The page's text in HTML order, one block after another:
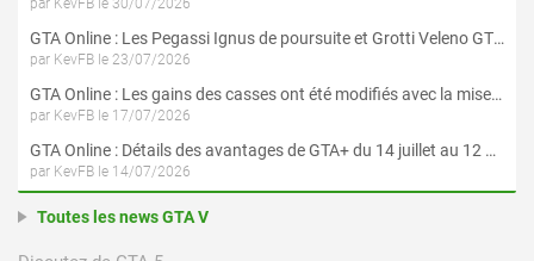
par KevFB le 30/07/2026
GTA Online : Les Pegassi Ignus de poursuite et Grotti Veleno GT sont maintenant disponibles
par KevFB le 23/07/2026
GTA Online : Les gains des casses ont été modifiés avec la mise à jour « Le Braquage du Kortz Center »
par KevFB le 17/07/2026
GTA Online : Détails des avantages de GTA+ du 14 juillet au 12 août
par KevFB le 14/07/2026
Toutes les news GTA V